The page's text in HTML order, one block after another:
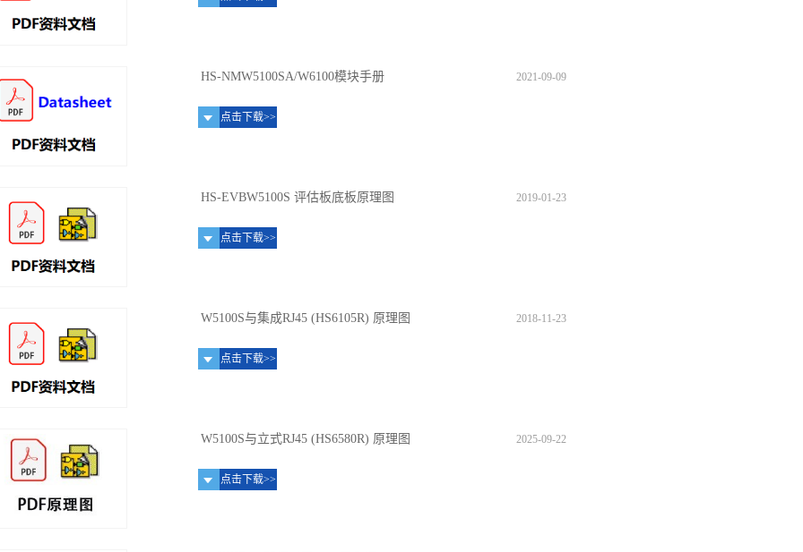
HS-NMW5100SA/W6100模块手册 2021-09-09
点击下载>>
HS-EVBW5100S 评估板底板原理图 2019-01-23
点击下载>>
W5100S与集成RJ45 (HS6105R) 原理图 2018-11-23
点击下载>>
W5100S与立式RJ45 (HS6580R) 原理图 2025-09-22
点击下载>>